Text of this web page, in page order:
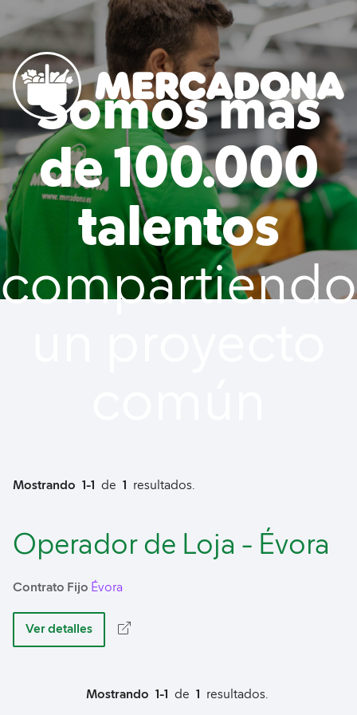
content
Mercadona
Somos más
de 100.000
talentos
compartiendo
Mostrando 1-1 de 1 resultados.
Operador de Loja - Évora
Contrato Fijo Évora
Ver detalles
Mostrando 1-1 de 1 resultados.